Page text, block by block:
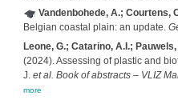
Vandenbohede, A.; Courtens,
Belgian coastal plain: an update.
Leone, G.; Catarino, A.I.;
(2024). Assessing of plastic and
J. et al. Book of abstracts – VLIZ
more